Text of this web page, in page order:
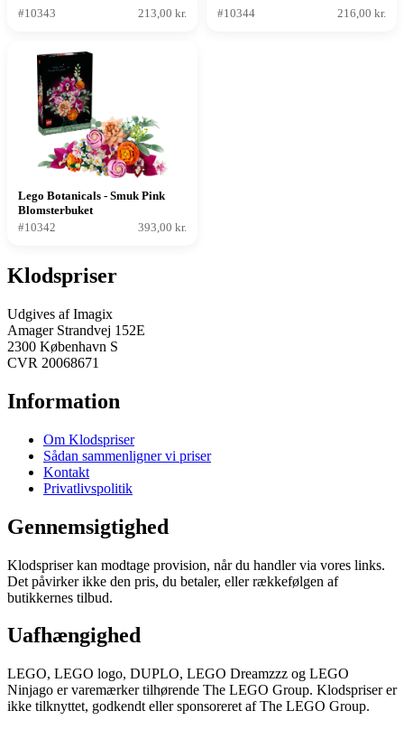
#10343 213,00 kr. #10344 216,00 kr.
Lego Botanicals - Smuk Pink
Blomsterbuket
#10342
393,00 kr.
Klodspriser
Udgives af Imagix
Amager Strandvej 152E
2300 København S
CVR 20068671
Information
Om Klodspriser
Sådan sammenligner vi priser
Kontakt
Privatlivspolitik
Gennemsigtighed
Klodspriser kan modtage provision, når du handler via vores links.
Det påvirker ikke den pris, du betaler, eller rækkefølgen af
butikkernes tilbud.
Uafhængighed
LEGO, LEGO logo, DUPLO, LEGO Dreamzzz og LEGO
Ninjago er varemærker tilhørende The LEGO Group. Klodspriser er
ikke tilknyttet, godkendt eller sponsoreret af The LEGO Group.